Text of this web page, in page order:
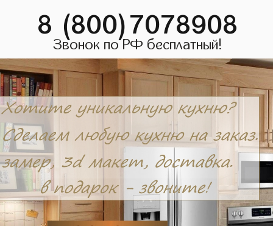
8 (800)7078908
Звонок по РФ бесплатный!